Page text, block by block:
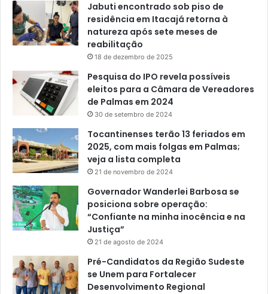
Jabuti encontrado sob piso de
residência em Itacajá retorna à
natureza após sete meses de
reabilitação
18 de dezembro de 2025
Pesquisa do IPO revela possíveis
eleitos para a Câmara de Vereadores
de Palmas em 2024
30 de setembro de 2024
Tocantinenses terão 13 feriados em
2025, com mais folgas em Palmas;
veja a lista completa
21 de novembro de 2024
Governador Wanderlei Barbosa se
posiciona sobre operação:
“Confiante na minha inocência e na
Justiça”
21 de agosto de 2024
Pré-Candidatos da Região Sudeste
se Unem para Fortalecer
Desenvolvimento Regional